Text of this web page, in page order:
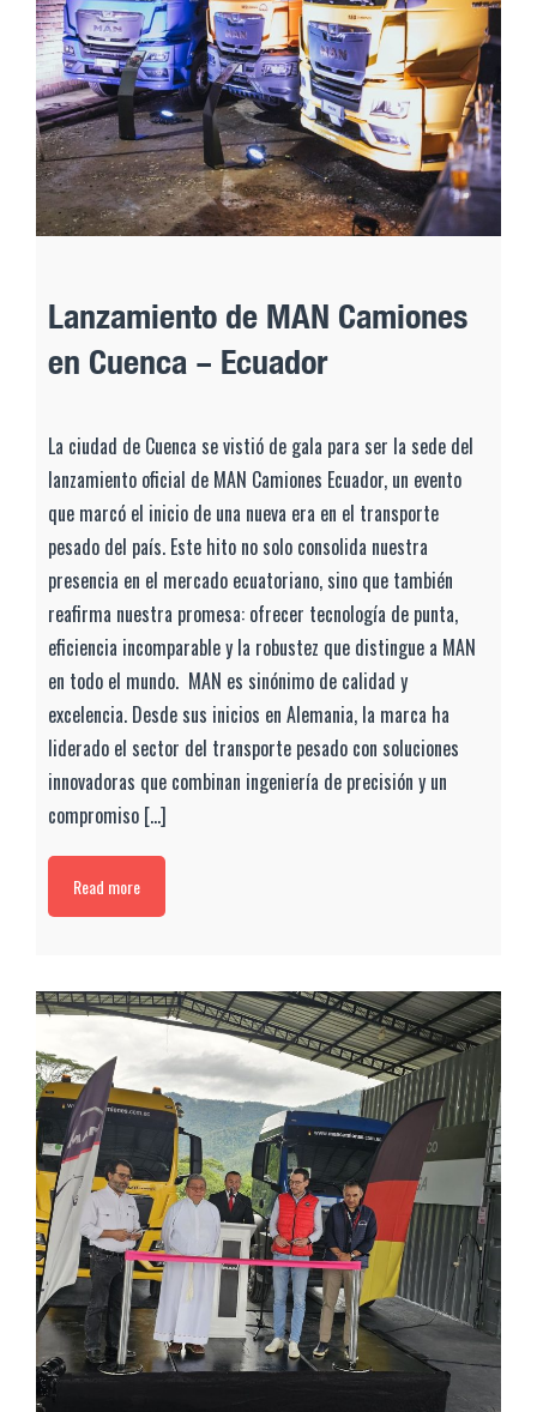
Lanzamiento de MAN Camiones
en Cuenca – Ecuador
La ciudad de Cuenca se vistió de gala para ser la sede del
lanzamiento oficial de MAN Camiones Ecuador, un evento
que marcó el inicio de una nueva era en el transporte
pesado del país. Este hito no solo consolida nuestra
presencia en el mercado ecuatoriano, sino que también
reafirma nuestra promesa: ofrecer tecnología de punta,
eficiencia incomparable y la robustez que distingue a MAN
en todo el mundo. MAN es sinónimo de calidad y
excelencia. Desde sus inicios en Alemania, la marca ha
liderado el sector del transporte pesado con soluciones
innovadoras que combinan ingeniería de precisión y un
compromiso [...]
Read more